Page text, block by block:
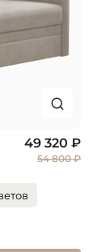
49 320 ₽
54 800 ₽